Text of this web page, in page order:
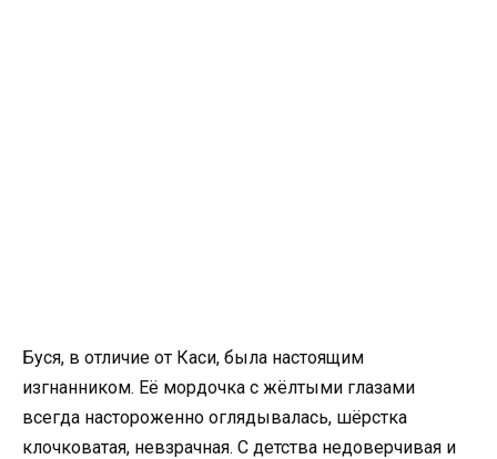
Буся, в отличие от Каси, была настоящим
изгнанником. Её мордочка с жёлтыми глазами
всегда настороженно оглядывалась, шёрстка
клочковатая, невзрачная. С детства недоверчивая и